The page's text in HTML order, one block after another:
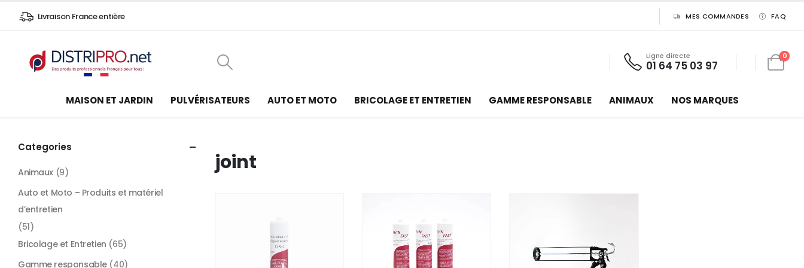
Livraison France entière MES COMMANDES FAQ
Ligne directe
01 64 75 03 97
0
MAISON ET JARDIN PULVÉRISATEURS AUTO ET MOTO BRICOLAGE ET ENTRETIEN GAMME RESPONSABLE ANIMAUX NOS MARQUES
joint
Categories
Animaux (9)
Auto et Moto – Produits et matériel
d’entretien
(51)
Bricolage et Entretien (65)
Gamme responsable (40)